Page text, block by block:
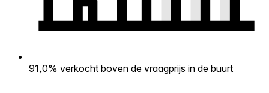
91,0% verkocht boven de vraagprijs in de buurt